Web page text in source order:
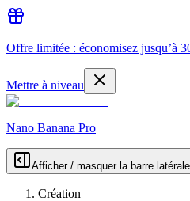
Offre limitée : économisez jusqu’à
Mettre à niveau
Nano Banana Pro
Afficher / masquer la barre latérale
Création